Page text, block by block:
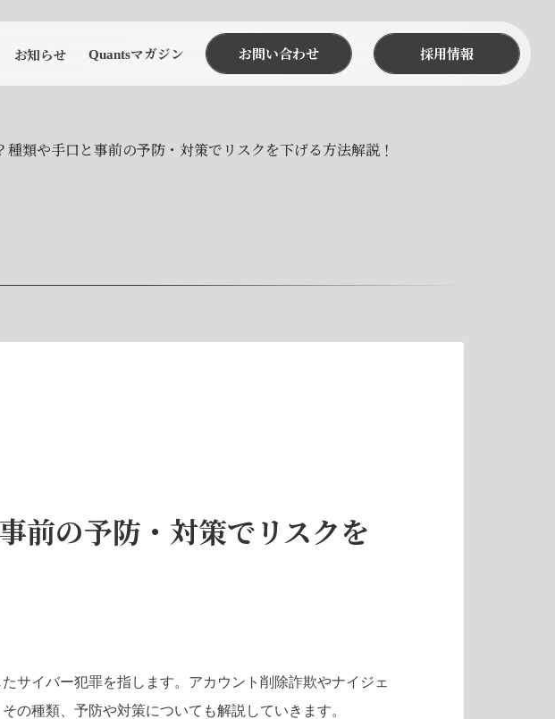
お知らせ Quantsマガジン お問い合わせ 採用情報
種類や手口と事前の予防・対策でリスクを下げる方法解説！
前の予防・対策でリスクを
サイバー犯罪を指します。アカウント削除詐欺やナイジェ
の種類、予防や対策についても解説していきます。